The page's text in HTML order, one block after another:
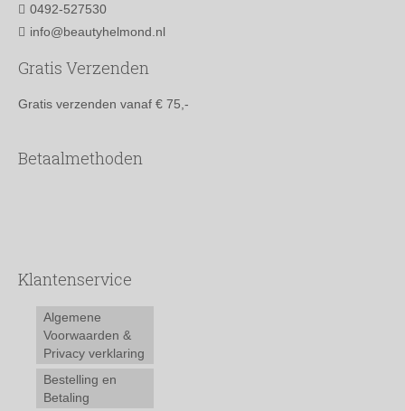
0492-527530
info@beautyhelmond.nl
Gratis Verzenden
Gratis verzenden vanaf € 75,-
Betaalmethoden
Klantenservice
Algemene
Voorwaarden &
Privacy verklaring
Bestelling en
Betaling